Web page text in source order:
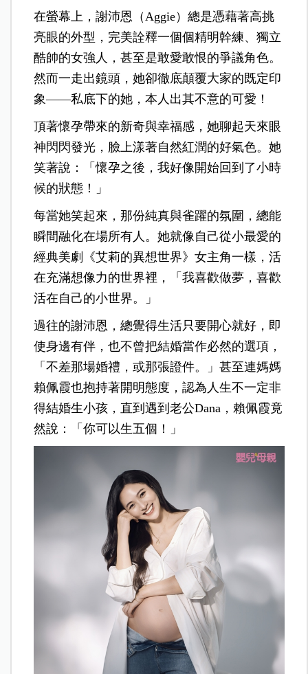
在螢幕上，謝沛恩（Aggie）總是憑藉著高挑
亮眼的外型，完美詮釋一個個精明幹練、獨立
酷帥的女強人，甚至是敢愛敢恨的爭議角色。
然而一走出鏡頭，她卻徹底顛覆大家的既定印
象——私底下的她，本人出其不意的可愛！
頂著懷孕帶來的新奇與幸福感，她聊起天來眼
神閃閃發光，臉上漾著自然紅潤的好氣色。她
笑著說：「懷孕之後，我好像開始回到了小時
候的狀態！」
每當她笑起來，那份純真與雀躍的氛圍，總能
瞬間融化在場所有人。她就像自己從小最愛的
經典美劇《艾莉的異想世界》女主角一樣，活
在充滿想像力的世界裡，「我喜歡做夢，喜歡
活在自己的小世界。」
過往的謝沛恩，總覺得生活只要開心就好，即
使身邊有伴，也不曾把結婚當作必然的選項，
「不差那場婚禮，或那張證件。」甚至連媽媽
賴佩霞也抱持著開明態度，認為人生不一定非
得結婚生小孩，直到遇到老公Dana，賴佩霞竟
然說：「你可以生五個！」